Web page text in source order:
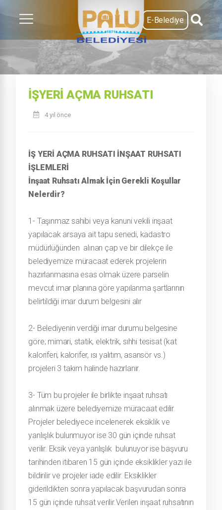
E-Belediye
İŞYERI AÇMA RUHSATI
4 yıl önce
İŞ YERİ AÇMA RUHSATI İNŞAAT RUHSATI
İŞLEMLERİ
İnşaat Ruhsatı Almak İçin Gerekli Koşullar
Nelerdir?
1- Taşınmaz sahibi veya kanuni vekili inşaat
yapılacak arsaya ait tapu senedi, kadastro
müdürlüğünden alınan çap ve bir dilekçe ile
belediyemize müracaat ederek projelerin
hazırlanmasına esas olmak üzere parselin
mevcut imar planına göre yapılanma şartlarının
belirtildiği imar durum belgesini alır
2- Belediyenin verdiği imar durumu belgesine
göre; mimari, statik, elektrik, sıhhi tesisat (kat
kaloriferi, kalorifer, ısı yalıtım, asansör vs.)
projeleri 3 takım halinde hazırlanır.
3- Tüm bu projeler ile birlikte inşaat ruhsatı
alınmak üzere belediyemize müracaat edilir.
Projeler belediyece incelenerek eksiklik ve
yanlışlık bulunmuyor ise 30 gün içinde ruhsat
verilir. Eksik veya yanlışlık bulunuyor ise başvuru
tarihinden itibaren 15 gün içinde eksiklikler yazı ile
bildirilir ve projeler iade edilir. Eksiklikler
giderildikten sonra yapılacak başvurudan sonra
15 gün içinde ruhsat verilir.Verilen inşaat ruhsatının